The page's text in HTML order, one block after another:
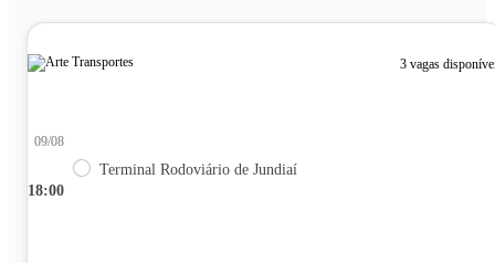
3 vagas
18:00
09/08
Terminal Rodoviário de Jundiaí